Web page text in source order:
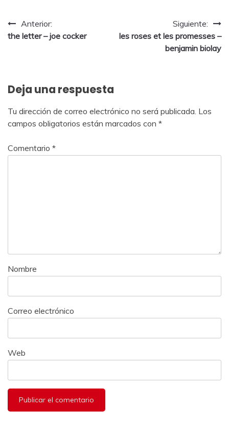
Anterior:
the letter – joe cocker
Siguiente:
les roses et les promesses –
benjamin biolay
Deja una respuesta
Tu dirección de correo electrónico no será publicada. Los
campos obligatorios están marcados con *
Comentario *
Nombre
Correo electrónico
Web